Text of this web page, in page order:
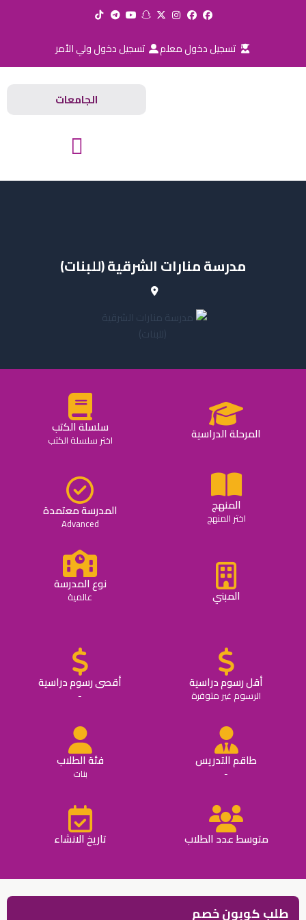
تسجيل دخول معلم تسجيل دخول ولي الأمر
الجامعات
مدرسة منارات الشرقية (للبنات)
المرحلة الدراسية سلسلة الكتب
اختر سلسلة الكتب
المنهج
اختر المنهج المدرسة معتمدة
Advanced
المبني
نوع المدرسة
عالمية
أقل رسوم دراسية
الرسوم غير متوفرة
أقصى رسوم دراسية
-
طاقم التدريس
-
فئة الطلاب
بنات
متوسط عدد الطلاب تاريخ الانشاء
طلب كوبون خصم